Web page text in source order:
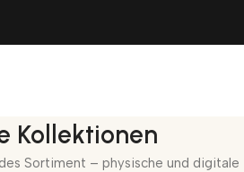
Kollektionen
Sortiment – physische und digitale